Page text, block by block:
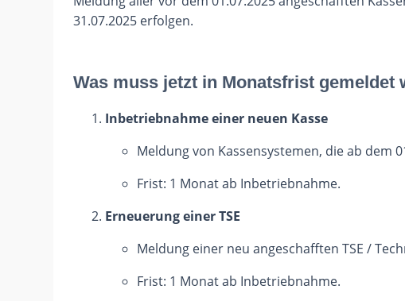
31.07.2025 erfolgen.
Was muss jetzt in Monatsfrist gemeldet
Inbetriebnahme einer neuen Kasse
Meldung von Kassensystemen, die ab dem
Frist: 1 Monat ab Inbetriebnahme.
Erneuerung einer TSE
Meldung einer neu angeschafften TSE /
Frist: 1 Monat ab Inbetriebnahme.